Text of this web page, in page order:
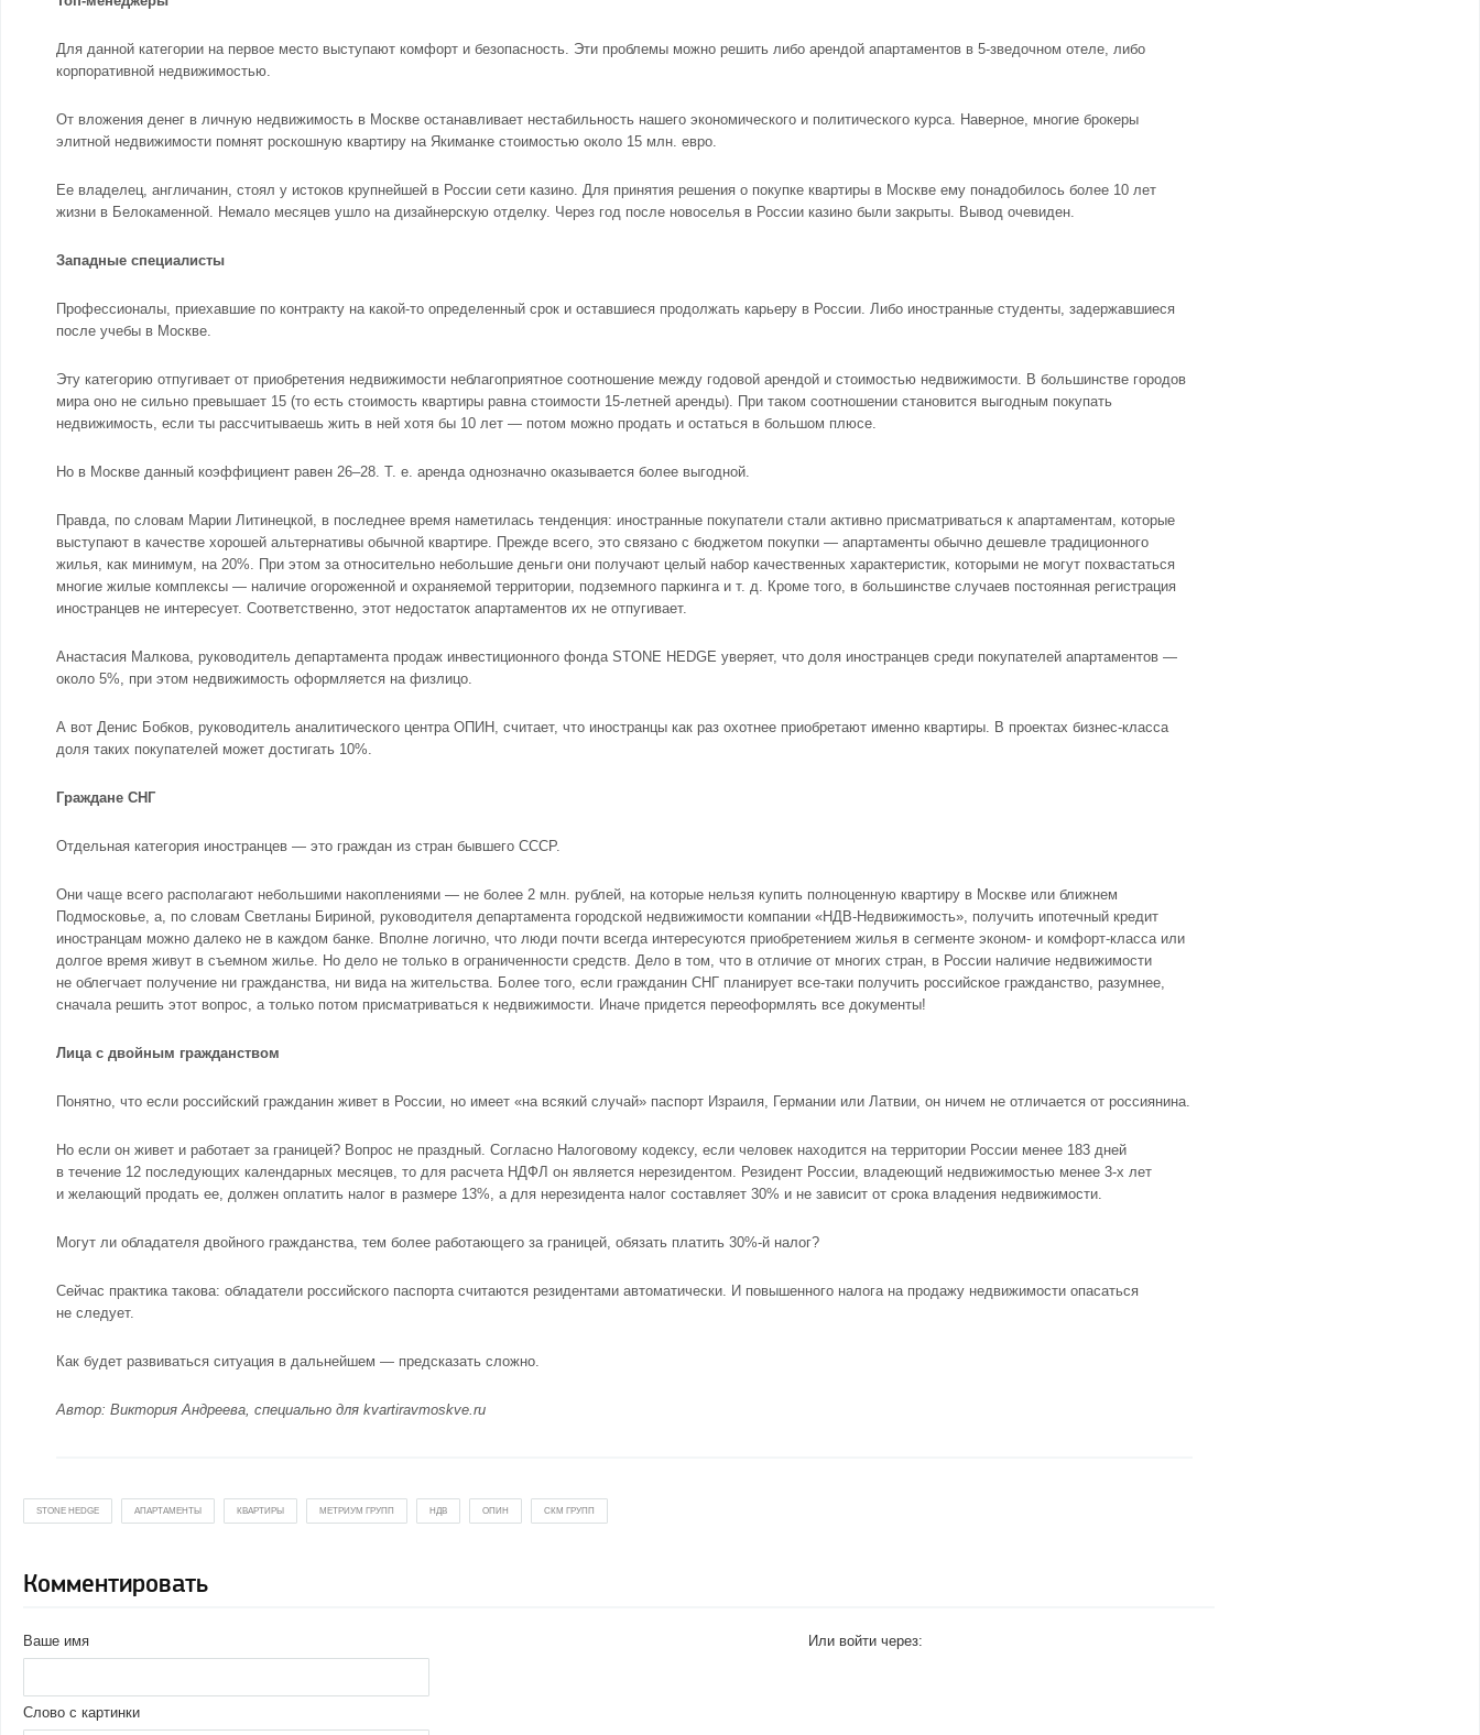
Для данной категории на первое место выступают комфорт и безопасность. Эти проблемы можно решить либо арендой апартаментов в 5-зведочном отеле, либо
корпоративной недвижимостью.
От вложения денег в личную недвижимость в Москве останавливает нестабильность нашего экономического и политического курса. Наверное, многие брокеры
элитной недвижимости помнят роскошную квартиру на Якиманке стоимостью около 15 млн. евро.
Ее владелец, англичанин, стоял у истоков крупнейшей в России сети казино. Для принятия решения о покупке квартиры в Москве ему понадобилось более 10 лет
жизни в Белокаменной. Немало месяцев ушло на дизайнерскую отделку. Через год после новоселья в России казино были закрыты. Вывод очевиден.
Западные специалисты
Профессионалы, приехавшие по контракту на какой-то определенный срок и оставшиеся продолжать карьеру в России. Либо иностранные студенты, задержавшиеся
после учебы в Москве.
Эту категорию отпугивает от приобретения недвижимости неблагоприятное соотношение между годовой арендой и стоимостью недвижимости. В большинстве городов
мира оно не сильно превышает 15 (то есть стоимость квартиры равна стоимости 15-летней аренды). При таком соотношении становится выгодным покупать
недвижимость, если ты рассчитываешь жить в ней хотя бы 10 лет — потом можно продать и остаться в большом плюсе.
Но в Москве данный коэффициент равен 26–28. Т. е. аренда однозначно оказывается более выгодной.
Правда, по словам Марии Литинецкой, в последнее время наметилась тенденция: иностранные покупатели стали активно присматриваться к апартаментам, которые
выступают в качестве хорошей альтернативы обычной квартире. Прежде всего, это связано с бюджетом покупки — апартаменты обычно дешевле традиционного
жилья, как минимум, на 20%. При этом за относительно небольшие деньги они получают целый набор качественных характеристик, которыми не могут похвастаться
многие жилые комплексы — наличие огороженной и охраняемой территории, подземного паркинга и т. д. Кроме того, в большинстве случаев постоянная регистрация
иностранцев не интересует. Соответственно, этот недостаток апартаментов их не отпугивает.
Анастасия Малкова, руководитель департамента продаж инвестиционного фонда STONE HEDGE уверяет, что доля иностранцев среди покупателей апартаментов —
около 5%, при этом недвижимость оформляется на физлицо.
А вот Денис Бобков, руководитель аналитического центра ОПИН, считает, что иностранцы как раз охотнее приобретают именно квартиры. В проектах бизнес-класса
доля таких покупателей может достигать 10%.
Граждане СНГ
Отдельная категория иностранцев — это граждан из стран бывшего СССР.
Они чаще всего располагают небольшими накоплениями — не более 2 млн. рублей, на которые нельзя купить полноценную квартиру в Москве или ближнем
Подмосковье, а, по словам Светланы Бириной, руководителя департамента городской недвижимости компании «НДВ-Недвижимость», получить ипотечный кредит
иностранцам можно далеко не в каждом банке. Вполне логично, что люди почти всегда интересуются приобретением жилья в сегменте эконом- и комфорт-класса или
долгое время живут в съемном жилье. Но дело не только в ограниченности средств. Дело в том, что в отличие от многих стран, в России наличие недвижимости
не облегчает получение ни гражданства, ни вида на жительства. Более того, если гражданин СНГ планирует все-таки получить российское гражданство, разумнее,
сначала решить этот вопрос, а только потом присматриваться к недвижимости. Иначе придется переоформлять все документы!
Лица с двойным гражданством
Понятно, что если российский гражданин живет в России, но имеет «на всякий случай» паспорт Израиля, Германии или Латвии, он ничем не отличается от россиянина.
Но если он живет и работает за границей? Вопрос не праздный. Согласно Налоговому кодексу, если человек находится на территории России менее 183 дней
в течение 12 последующих календарных месяцев, то для расчета НДФЛ он является нерезидентом. Резидент России, владеющий недвижимостью менее 3-х лет
и желающий продать ее, должен оплатить налог в размере 13%, а для нерезидента налог составляет 30% и не зависит от срока владения недвижимости.
Могут ли обладателя двойного гражданства, тем более работающего за границей, обязать платить 30%-й налог?
Сейчас практика такова: обладатели российского паспорта считаются резидентами автоматически. И повышенного налога на продажу недвижимости опасаться
не следует.
Как будет развиваться ситуация в дальнейшем — предсказать сложно.
Автор: Виктория Андреева, специально для kvartiravmoskve.ru
STONE HEDGE АПАРТАМЕНТЫ КВАРТИРЫ МЕТРИУМ ГРУПП НДВ ОПИН СКМ ГРУПП
Комментировать
Ваше имя
Слово с картинки
Или войти через: